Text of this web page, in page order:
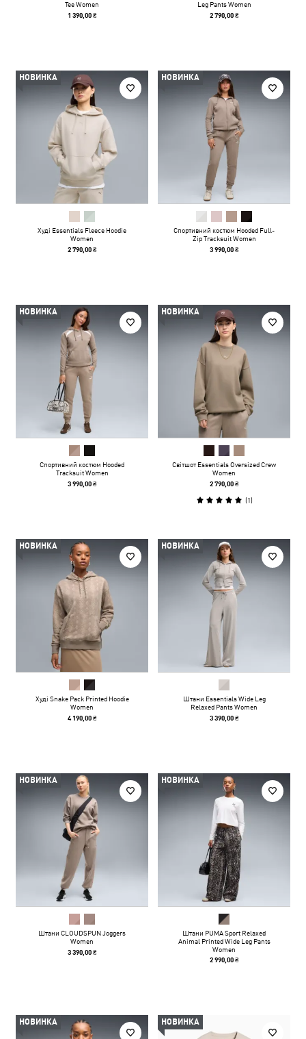
Tee Women
1 390,00 ₴
Leg Pants Women
2 790,00 ₴
НОВИНКА
Худі Essentials Fleece Hoodie
Women
2 790,00 ₴
НОВИНКА
Спортивний костюм Hooded Full-
Zip Tracksuit Women
3 990,00 ₴
НОВИНКА
Спортивний костюм Hooded
Tracksuit Women
3 990,00 ₴
НОВИНКА
Світшот Essentials Oversized Crew
Women
2 790,00 ₴
(1)
НОВИНКА
Худі Snake Pack Printed Hoodie
Women
4 190,00 ₴
НОВИНКА
Штани Essentials Wide Leg
Relaxed Pants Women
3 390,00 ₴
НОВИНКА
Штани CLOUDSPUN Joggers
Women
3 390,00 ₴
НОВИНКА
Штани PUMA Sport Relaxed
Animal Printed Wide Leg Pants
Women
2 990,00 ₴
НОВИНКА НОВИНКА